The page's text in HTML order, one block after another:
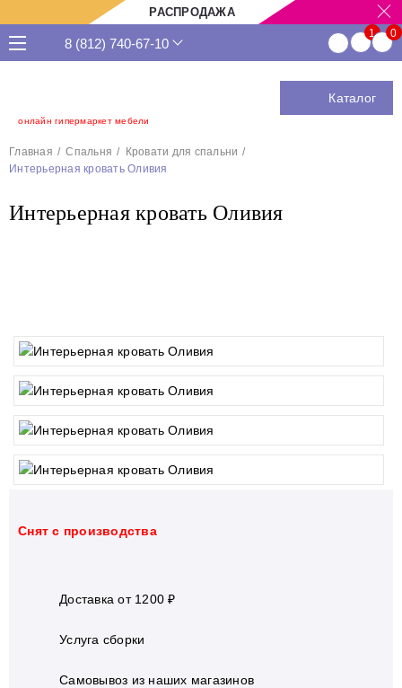
РАСПРОДАЖА
онлайн гипермаркет мебели
8 (812) 740-67-10
Каталог
Главная Спальня
Кровати для спальни
Интерьерная кровать Оливия
Интерьерная кровать Оливия
Cнят с производства
Доставка от 1200 ₽
Услуга сборки
Самовывоз из наших магазинов